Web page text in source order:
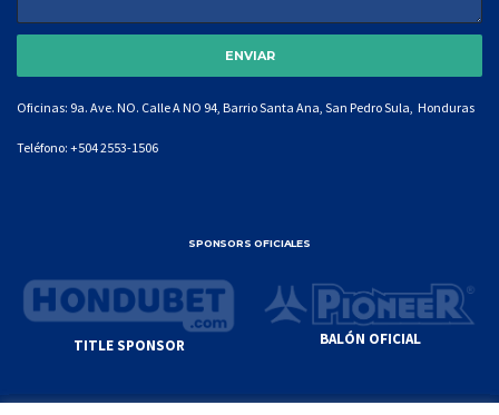
Oficinas: 9a. Ave. NO. Calle A NO 94, Barrio Santa Ana, San Pedro Sula, Honduras
Teléfono: +504 2553-1506
SPONSORS OFICIALES
TITLE SPONSOR BALÓN OFICIAL